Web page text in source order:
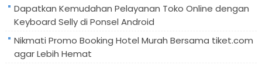
Dapatkan Kemudahan Pelayanan Toko Online dengan
Keyboard Selly di Ponsel Android
Nikmati Promo Booking Hotel Murah Bersama tiket.com
agar Lebih Hemat